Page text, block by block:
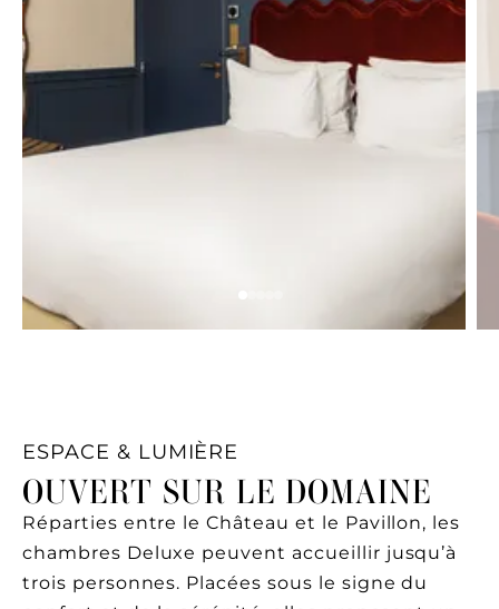
ESPACE & LUMIÈRE
OUVERT SUR LE DOMAINE
Réparties entre le Château et le Pavillon, les
chambres Deluxe peuvent accueillir jusqu’à
trois personnes. Placées sous le signe du